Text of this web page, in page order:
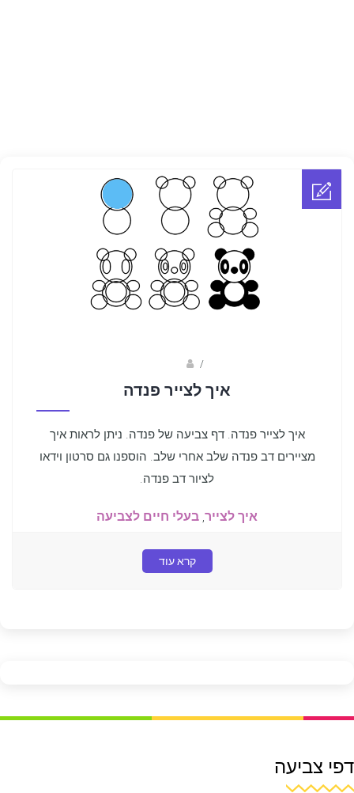
/
איך לצייר פנדה
איך לצייר פנדה. דף צביעה של פנדה. ניתן לראות איך
מציירים דב פנדה שלב אחרי שלב. הוספנו גם סרטון וידאו
לציור דב פנדה.
איך לצייר, בעלי חיים לצביעה
קרא עוד
דפי צביעה